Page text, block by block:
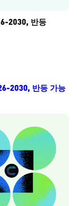
2030, 반등
2030, 반등 가능